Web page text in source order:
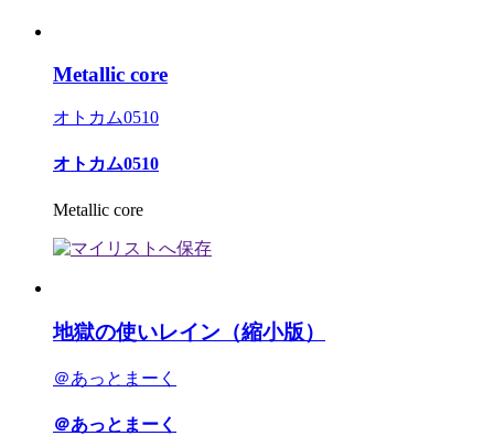
Metallic core
オトカム0510
オトカム0510
Metallic core
地獄の使いレイン（縮小版）
＠あっとまーく
＠あっとまーく